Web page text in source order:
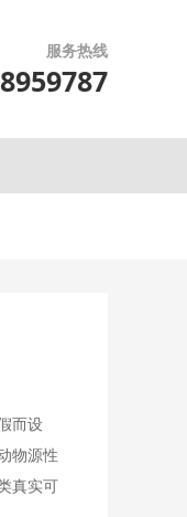
服务热线
而设
物源性
真实可